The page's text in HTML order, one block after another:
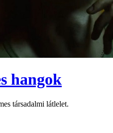
hangok
társadalmi látlelet.